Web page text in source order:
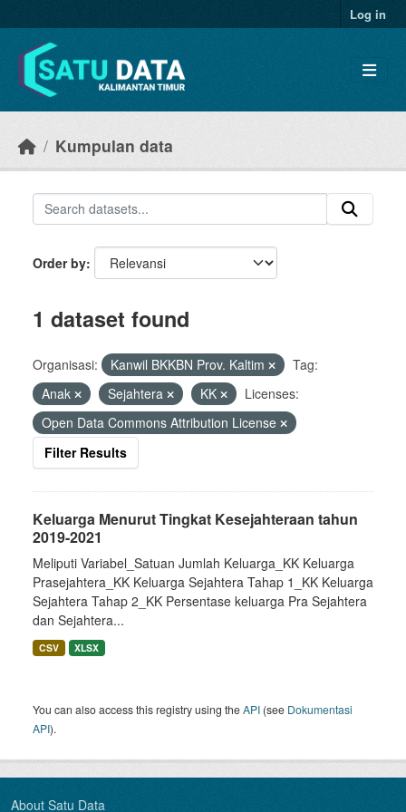
Log in
Kumpulan data
Order by
1 dataset found
Organisasi: Kanwil BKKBN Prov. Kaltim
Tag:
Anak
Sejahtera KK
Licenses:
Open Data Commons Attribution License
Filter Results
Keluarga Menurut Tingkat Kesejahteraan tahun
2019-2021
Meliputi Variabel_Satuan Jumlah Keluarga_KK Keluarga
Prasejahtera_KK Keluarga Sejahtera Tahap 1_KK Keluarga
Sejahtera Tahap 2_KK Persentase keluarga Pra Sejahtera
dan Sejahtera...
CSV XLSX
You can also access this registry using theAPI (see Dokumentasi
API).
About Satu Data